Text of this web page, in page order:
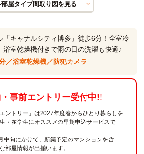
部屋タイプ間取り図を見る
「キャナルシティ博多」徒歩6分！全室冷
浴室乾燥機付きで雨の日の洗濯も快適♪
／浴室乾燥機／防犯カメラ
事前エントリー受付中!!
ントリー」は2027年度春からひとり暮らしを
・在学生にオススメの早期申込サービスで
中旬にかけて、新築予定のマンションを含
部屋情報が出揃います。